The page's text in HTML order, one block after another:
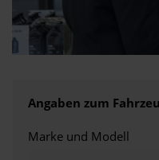
Angaben zum
Marke und Modell